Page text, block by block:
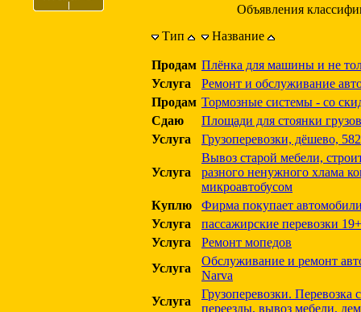
Объявления
Тип
Название
Продам Плёнка для машины и не
Услуга
Ремонт и обслуживание
Продам Тормозные системы - со
Сдаю
Площади для стоянки
Услуга
Грузоперевозки, дёшево,
Услуга
Вывоз старой мебели,
разного ненужного хлама
микроавтобусом
Куплю
Фирма покупает
Услуга
пассажирские перевозки
Услуга
Ремонт мопедов
Услуга
Обслуживание и ремонт
Narva
Услуга
Грузоперевозки. Перевозка
переезды, вывоз мебели,